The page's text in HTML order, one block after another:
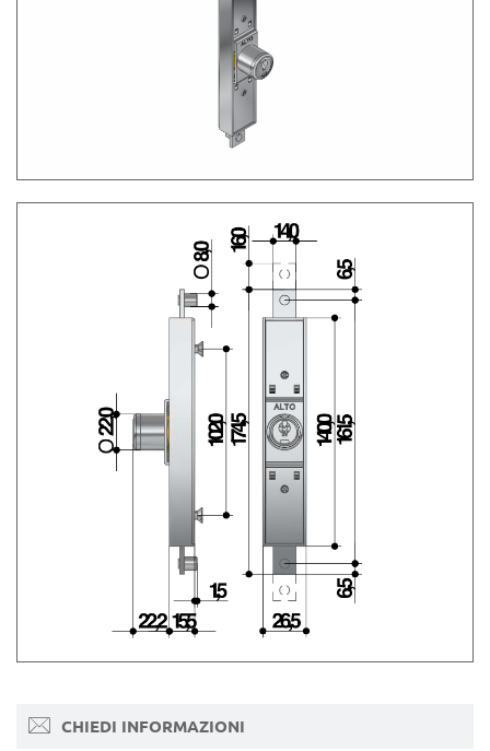
CHIEDI INFORMAZIONI